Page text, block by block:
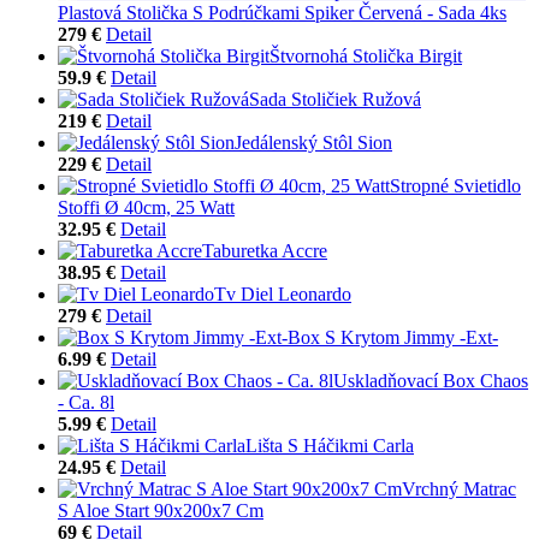
Plastová Stolička S Podrúčkami Spiker Červená - Sada 4ks
279 € Detail
Štvornohá Stolička Birgit
59.9 € Detail
Sada Stoličiek Ružová
219 € Detail
Jedálenský Stôl Sion
229 € Detail
Stropné Svietidlo
Stoffi Ø 40cm, 25 Watt
32.95 € Detail
Taburetka Accre
38.95 € Detail
Tv Diel Leonardo
279 € Detail
Box S Krytom Jimmy -Ext-
6.99 € Detail
Uskladňovací Box Chaos
- Ca. 8l
5.99 € Detail
Lišta S Háčikmi Carla
24.95 € Detail
Vrchný Matrac
S Aloe Start 90x200x7 Cm
69 € Detail